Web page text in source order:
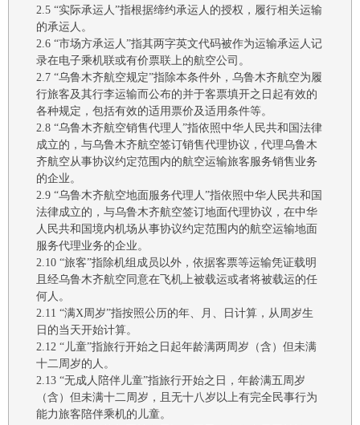
2.5 “实际承运人”指根据缔约承运人的授权，履行相关运输
的承运人。
2.6 “市场方承运人”指其两字英文代码被作为运输承运人记
录在电子乘机联或有价票联上的航空公司。
2.7 “乌鲁木齐航空规定”指除本条件外， 乌鲁木齐航空为履
行旅客及其行李运输而公布的并于客票填开之日起有效的
各种规定，包括有效的适用票价及适用条件等。
2.8 “乌鲁木齐航空销售代理人”指依照中华人民共和国法律
成立的， 与乌鲁木齐航空签订销售代理协议 ， 代理乌鲁木
齐航空从事协议约定范围内的航空运输旅客服务销售业务
的企业。
2.9 “乌鲁木齐航空地面服务代理人”指依照中华人民共和国
法律成立的， 与乌鲁木齐航空签订地面代理协议，在中华
人民共和国境内机场从事协议约定范围内的航空运输地面
服务代理业务的企业。
2.10 “旅客”指除机组成员以外，依据客票等运输凭证载明
且经乌鲁木齐航空 同意在飞机上被载运或者将被载运的任
何人。
2.11 “满X周岁”指按照公历的年、月、日计算，从周岁生
日的当天开始计算。
2.12 “儿童”指旅行开始之日起年龄满两 周岁（含）但未满
十二周岁的人 。
2.13 “无成人陪伴儿童”指旅行开始之日 ， 年龄满五周岁
（含）但未满十二周岁，且 无十八岁 以上有完全 民事行为
能力旅客 陪伴乘机的儿童。